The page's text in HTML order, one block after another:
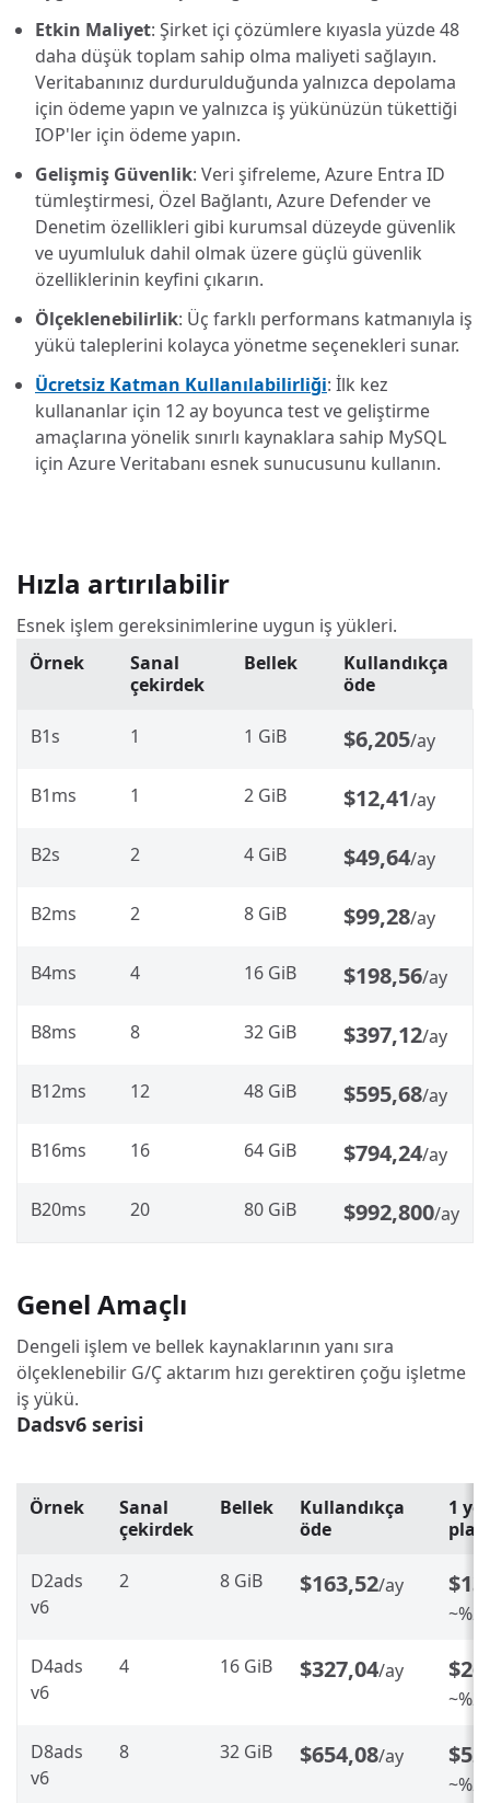
Etkin Maliyet: Şirket içi çözümlere kıyasla yüzde 48
daha düşük toplam sahip olma maliyeti sağlayın.
Veritabanınız durdurulduğunda yalnızca depolama
için ödeme yapın ve yalnızca iş yükünüzün tükettiği
IOP'ler için ödeme yapın.
Gelişmiş Güvenlik: Veri şifreleme, Azure Entra ID
tümleştirmesi, Özel Bağlantı, Azure Defender ve
Denetim özellikleri gibi kurumsal düzeyde güvenlik
ve uyumluluk dahil olmak üzere güçlü güvenlik
özelliklerinin keyfini çıkarın.
Ölçeklenebilirlik: Üç farklı performans katmanıyla iş
yükü taleplerini kolayca yönetme seçenekleri sunar.
Ücretsiz Katman Kullanılabilirliği: İlk kez
kullananlar için 12 ay boyunca test ve geliştirme
amaçlarına yönelik sınırlı kaynaklara sahip MySQL
için Azure Veritabanı esnek sunucusunu kullanın.
Hızla artırılabilir
Esnek işlem gereksinimlerine uygun iş yükleri.
Örnek
Sanal
çekirdek
Bellek
Kullandıkça
öde
B1s 1 1 GiB $6,205/ay
B1ms 1 2 GiB $12,41/ay
B2s 2 4 GiB $49,64/ay
B2ms 2 8 GiB $99,28/ay
B4ms 4 16 GiB $198,56/ay
B8ms 8 32 GiB $397,12/ay
B12ms 12 48 GiB $595,68/ay
B16ms 16 64 GiB $794,24/ay
B20ms 20 80 GiB $992,800/ay
Genel Amaçlı
Dengeli işlem ve bellek kaynaklarının yanı sıra
ölçeklenebilir G/Ç aktarım hızı gerektiren çoğu işletme
iş yükü.
Dadsv6 serisi
Örnek
Sanal
çekirdek
Bellek
Kullandıkça
öde
1
plan
D2ads
v6
2 8 GiB $163,52/ay
D4ads
v6
4 16 GiB $327,04/ay
D8ads
v6
8 32 GiB $654,08/ay